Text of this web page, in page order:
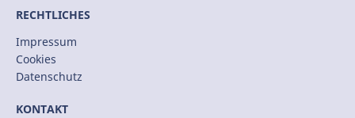
RECHTLICHES
Impressum
Cookies
Datenschutz
KONTAKT